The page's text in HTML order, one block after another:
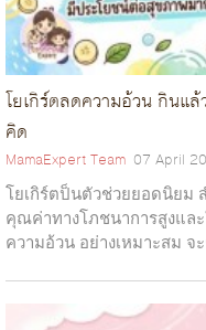
โยเกิร์ตลดความอ้วน กินแ
คิด
MamaExpert Team 07 April
โยเกิร์ตป็นตัวช่วยยอดนิยม
คุณค่าทางโภชนาการสูงแล
ความอ้วน อย่างเหมาะสม จ